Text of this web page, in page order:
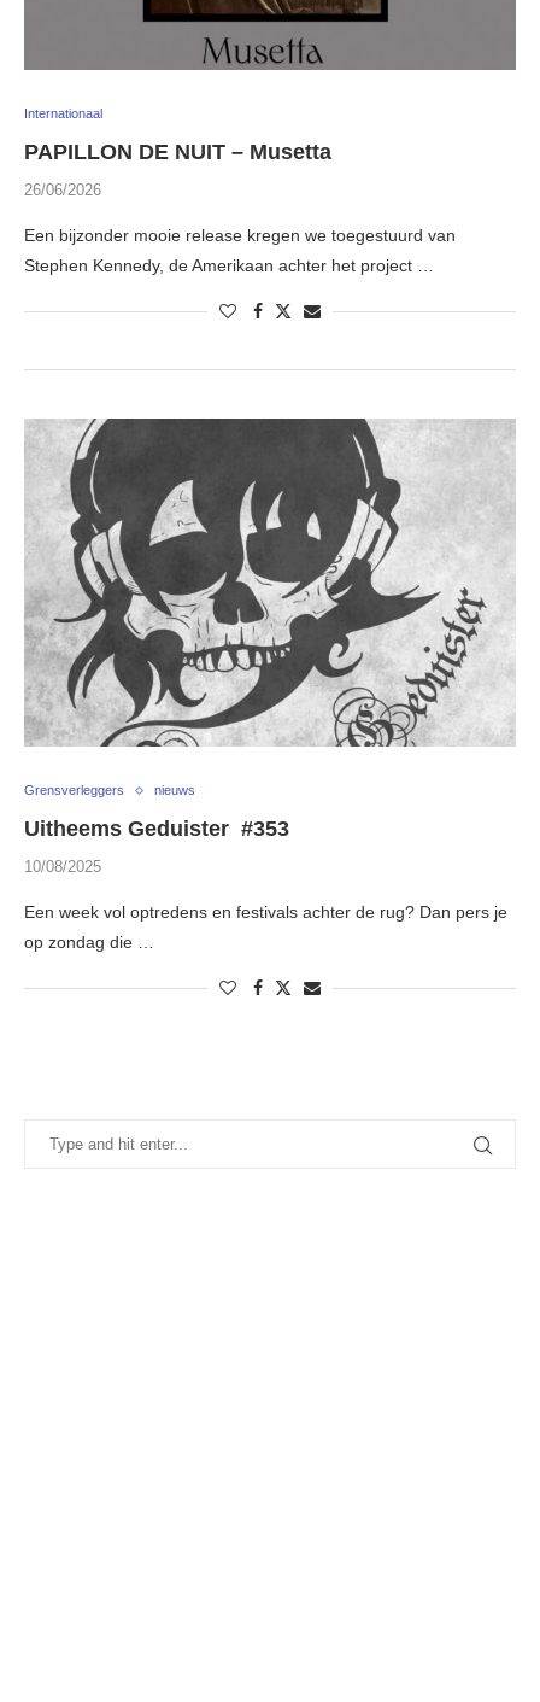
Internationaal
PAPILLON DE NUIT – Musetta
26/06/2026
Een bijzonder mooie release kregen we toegestuurd van
Stephen Kennedy, de Amerikaan achter het project …
Grensverleggers nieuws
Uitheems Geduister #353
10/08/2025
Een week vol optredens en festivals achter de rug? Dan pers je
op zondag die …